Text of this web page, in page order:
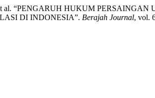
al. “PENGARUH HUKUM
DI INDONESIA”. Berajah Journal, vol.